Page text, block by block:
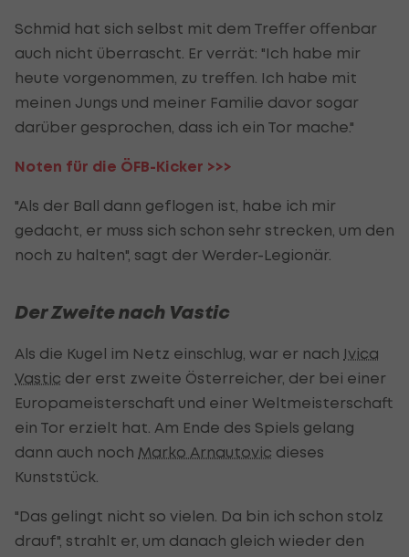
Schmid hat sich selbst mit dem Treffer offenbar
auch nicht überrascht. Er verrät: "Ich habe mir
heute vorgenommen, zu treffen. Ich habe mit
meinen Jungs und meiner Familie davor sogar
darüber gesprochen, dass ich ein Tor mache."
Noten für die ÖFB-Kicker >>>
"Als der Ball dann geflogen ist, habe ich mir
gedacht, er muss sich schon sehr strecken, um den
noch zu halten", sagt der Werder-Legionär.
Der Zweite nach Vastic
Als die Kugel im Netz einschlug, war er nach Ivica
Vastic der erst zweite Österreicher, der bei einer
Europameisterschaft und einer Weltmeisterschaft
ein Tor erzielt hat. Am Ende des Spiels gelang
dann auch noch Marko Arnautovic dieses
Kunststück.
"Das gelingt nicht so vielen. Da bin ich schon stolz
drauf", strahlt er, um danach gleich wieder den